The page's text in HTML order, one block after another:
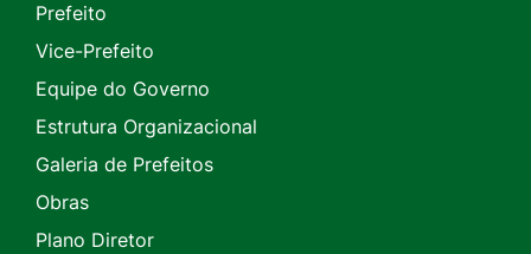
Prefeito
Vice-Prefeito
Equipe do Governo
Estrutura Organizacional
Galeria de Prefeitos
Obras
Plano Diretor